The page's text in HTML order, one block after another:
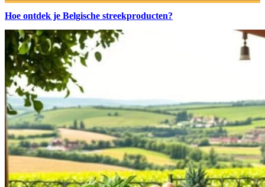
Hoe ontdek je Belgische streekproducten?